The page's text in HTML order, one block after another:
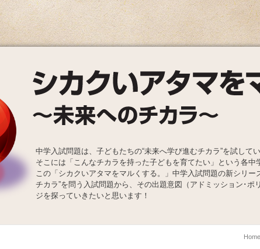
中学入試問題は、子どもたちの“未来へ学び進むチカラ”を試して
そこには「こんなチカラを持った子どもを育てたい」という各
この「シカクいアタマをマルくする。」中学入試問題の新シリー
チカラ”を問う入試問題から、その出題意図（アドミッション･ポ
ジを探っていきたいと思います！
Home